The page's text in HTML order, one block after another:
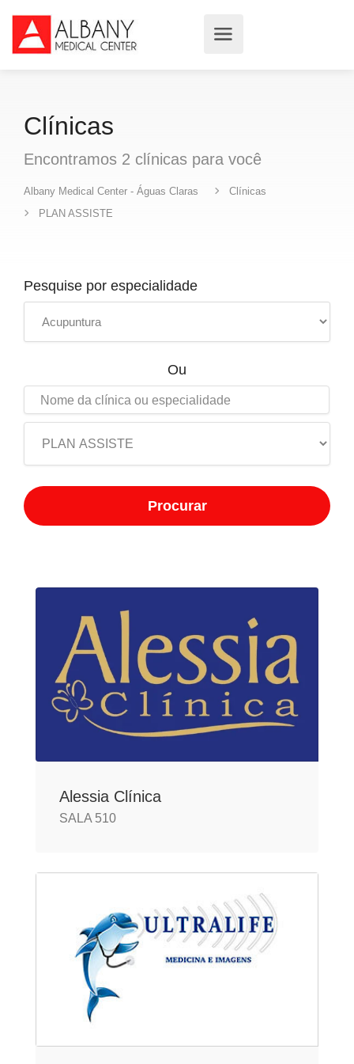
Clínicas
Encontramos 2 clínicas para você
Albany Medical Center - Águas Claras
Clínicas
PLAN ASSISTE
Pesquise por especialidade
Ou
Procurar
Alessia Clínica
SALA 510